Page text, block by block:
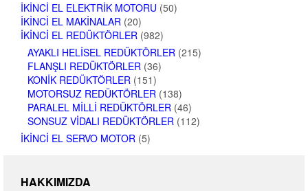
İKINCI EL ELEKTRIK MOTORU (50)
İKINCI EL MAKINALAR (20)
İKINCI EL REDÜKTÖRLER (982)
AYAKLI HELISEL REDÜKTÖRLER (215)
FLANŞLI REDÜKTÖRLER (36)
KONIK REDÜKTÖRLER (151)
MOTORSUZ REDÜKTÖRLER (138)
PARALEL MILLI REDÜKTÖRLER (46)
SONSUZ VIDALI REDÜKTÖRLER (112)
İKINCI EL SERVO MOTOR (5)
HAKKIMIZDA